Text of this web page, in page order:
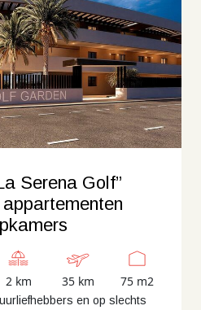
Serena Golf”
2 km 35 km 75 m2
en op slechts